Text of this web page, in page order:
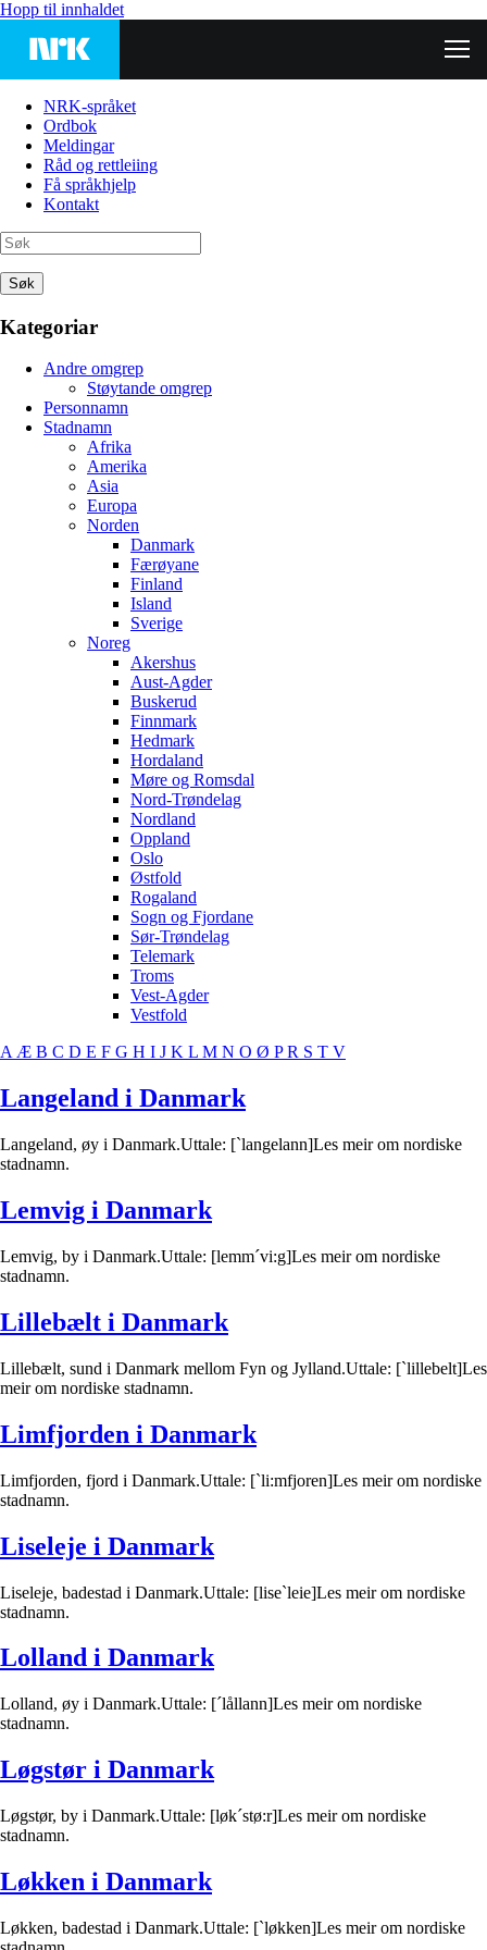
Hopp til innhaldet
NRK-språket
Ordbok
Meldingar
Råd og rettleiing
Få språkhjelp
Kontakt
Søk
Kategoriar
Andre omgrep
Støytande omgrep
Personnamn
Stadnamn
Afrika
Amerika
Asia
Europa
Norden
Danmark
Færøyane
Finland
Island
Sverige
Noreg
Akershus
Aust-Agder
Buskerud
Finnmark
Hedmark
Hordaland
Møre og Romsdal
Nord-Trøndelag
Nordland
Oppland
Oslo
Østfold
Rogaland
Sogn og Fjordane
Sør-Trøndelag
Telemark
Troms
Vest-Agder
Vestfold
AÆ B C D E F G H I J K L M N O Ø PR S T V
Langeland i Danmark
Langeland, øy i Danmark.Uttale: [`langelann]Les meir om nordiske
stadnamn.
Lemvig i Danmark
Lemvig, by i Danmark.Uttale: [lemm´vi:g]Les meir om nordiske
stadnamn.
Lillebælt i Danmark
Lillebælt, sund i Danmark mellom Fyn og Jylland.Uttale: [`lillebelt]Les
meir om nordiske stadnamn.
Limfjorden i Danmark
Limfjorden, fjord i Danmark.Uttale: [`li:mfjoren]Les meir om nordiske
stadnamn.
Liseleje i Danmark
Liseleje, badestad i Danmark.Uttale: [lise`leie]Les meir om nordiske
stadnamn.
Lolland i Danmark
Lolland, øy i Danmark.Uttale: [´lållann]Les meir om nordiske
stadnamn.
Løgstør i Danmark
Løgstør, by i Danmark.Uttale: [løk´stø:r]Les meir om nordiske
stadnamn.
Løkken i Danmark
Løkken, badestad i Danmark.Uttale: [`løkken]Les meir om nordiske